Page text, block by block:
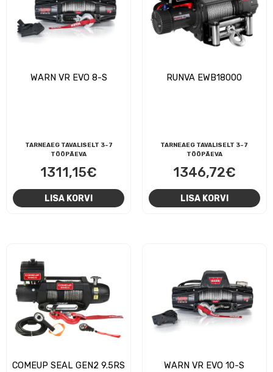
WARN VR EVO 8-S
TARNEAEG TAVALISELT 3-7
TÖÖPÄEVA
1311,15€
LISA KORVI
RUNVA EWB18000
TARNEAEG TAVALISELT 3-7
TÖÖPÄEVA
1346,72€
LISA KORVI
COMEUP SEAL GEN2 9.5RS WARN VR EVO 10-S